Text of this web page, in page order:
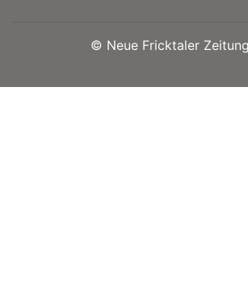
© Neue Fricktaler